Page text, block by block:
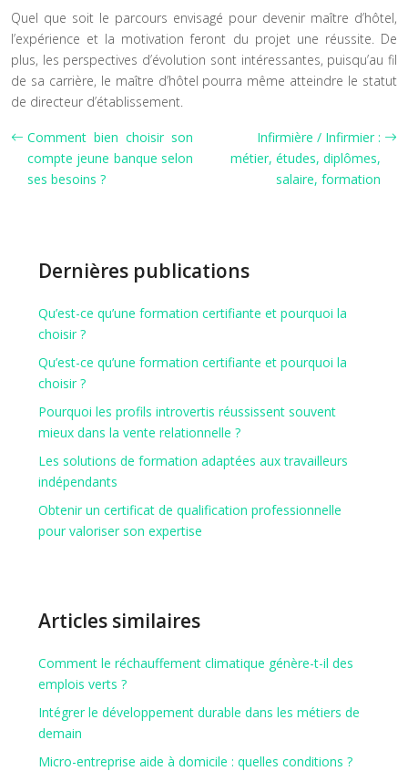
Quel que soit le parcours envisagé pour devenir maître d’hôtel,
l’expérience et la motivation feront du projet une réussite. De
plus, les perspectives d’évolution sont intéressantes, puisqu’au fil
de sa carrière, le maître d’hôtel pourra même atteindre le statut
de directeur d’établissement.
Comment bien choisir son
compte jeune banque selon
ses besoins ?
Infirmière / Infirmier :
métier, études, diplômes,
salaire, formation
Dernières publications
Qu’est-ce qu’une formation certifiante et pourquoi la
choisir ?
Qu’est-ce qu’une formation certifiante et pourquoi la
choisir ?
Pourquoi les profils introvertis réussissent souvent
mieux dans la vente relationnelle ?
Les solutions de formation adaptées aux travailleurs
indépendants
Obtenir un certificat de qualification professionnelle
pour valoriser son expertise
Articles similaires
Comment le réchauffement climatique génère-t-il des
emplois verts ?
Intégrer le développement durable dans les métiers de
demain
Micro-entreprise aide à domicile : quelles conditions ?